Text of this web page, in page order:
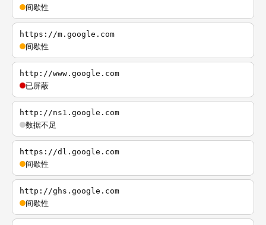
间歇性
https://m.google.com
间歇性
http://www.google.com
已屏蔽
http://ns1.google.com
数据不足
https://dl.google.com
间歇性
http://ghs.google.com
间歇性